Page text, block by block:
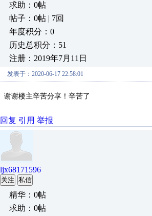
求助：0帖
帖子：0帖 | 7回
年度积分：0
历史总积分：51
注册：2019年7月11日
发表于：2020-06-17 22:58:01
谢谢楼主辛苦分享！辛苦了
回复 引用 举报
ljx68171596
关注 私信
精华：0帖
求助：0帖